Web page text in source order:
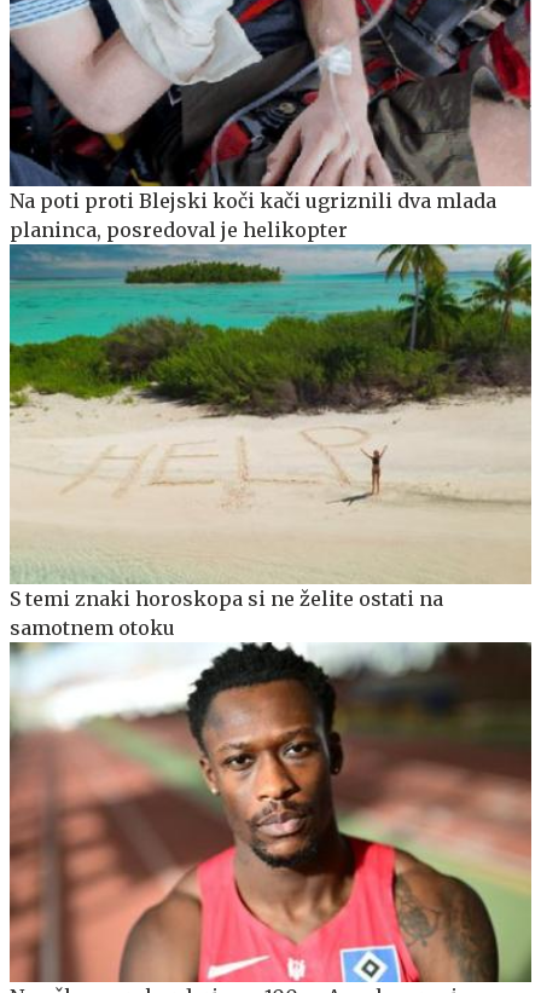
Na poti proti Blejski koči kači ugriznili dva mlada
planinca, posredoval je helikopter
S temi znaki horoskopa si ne želite ostati na
samotnem otoku